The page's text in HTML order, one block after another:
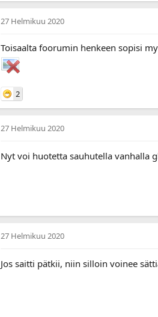
27 Helmikuu 2020
Toisaalta foorumin henkeen sopisi
2
27 Helmikuu 2020
Nyt voi huotetta sauhutella vanhalla
27 Helmikuu 2020
Jos saitti pätkii, niin silloin voinee